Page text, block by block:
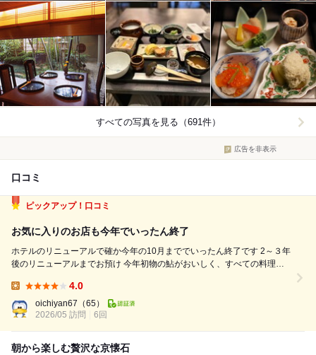
すべての写真を見る（691件）
広告を非表示
口コミ
ピックアップ！口コミ
お気に入りのお店も今年でいったん終了
ホテルのリニューアルで確か今年の10月まででいったん終了です 2～３年
後のリニューアルまでお預け 今年初物の鮎がおいしく、すべての料理が
年11月でリニューアル休業 こちらの蛍は残るらしいのでリニューアル後
も楽しみで...
4.0
oichiyan67 （65）
2026/05 訪問
6回
朝から楽しむ贅沢な京懐石